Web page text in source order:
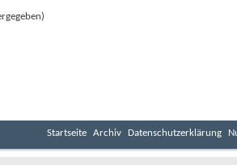
Startseite Archiv Datenschutzerklärung